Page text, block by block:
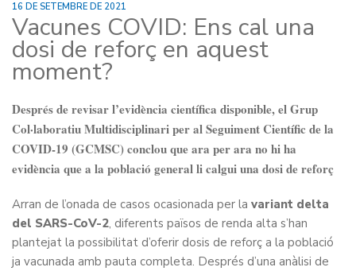
16 DE SETEMBRE DE 2021
Vacunes COVID: Ens cal una
dosi de reforç en aquest
moment?
Després de revisar l’evidència científica disponible, el Grup
Col·laboratiu Multidisciplinari per al Seguiment Científic de la
COVID-19 (GCMSC) conclou que ara per ara no hi ha
evidència que a la població general li calgui una dosi de reforç
Arran de l’onada de casos ocasionada per la variant delta
del SARS-CoV-2, diferents països de renda alta s’han
plantejat la possibilitat d’oferir dosis de reforç a la població
ja vacunada amb pauta completa. Després d’una anàlisi de